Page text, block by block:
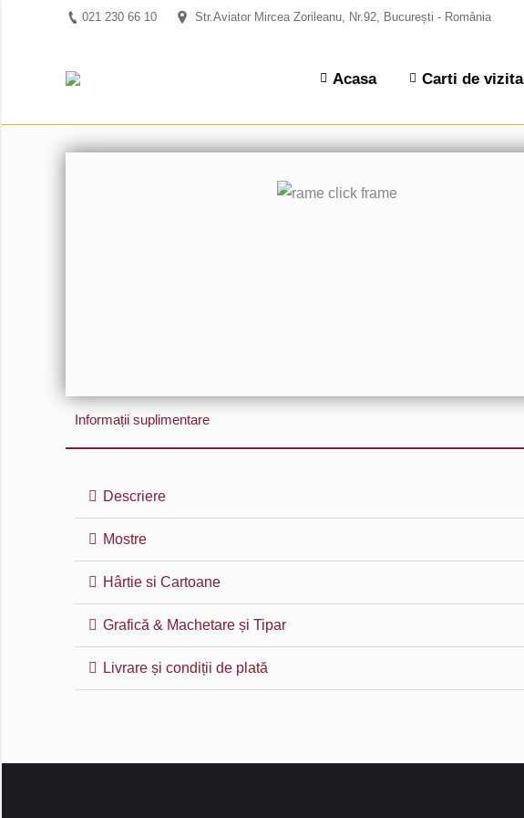
021 230 66 10 Str.Aviator Mircea Zorileanu, Nr.92, București - România
Acasa Carti de vizita
Informații suplimentare
Descriere
Mostre
Hârtie si Cartoane
Grafică & Machetare și Tipar
Livrare și condiții de plată